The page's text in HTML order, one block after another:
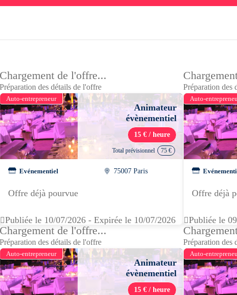
Chargement de l'offre...
Préparation des détails de l'offre
Auto-entrepreneur
Animateur
évènementiel
15 € / heure
Total prévisionnel 75 €
Evénementiel 75007 Paris
Offre déjà pourvue
Publiée le 10/07/2026 - Expirée le 10/07/2026
Préparation des
Auto-
Offre déjà
Publiée le
Chargement de l'offre...
Préparation des détails de l'offre
Auto-entrepreneur
Animateur
évènementiel
15 € / heure
Préparation des
Auto-